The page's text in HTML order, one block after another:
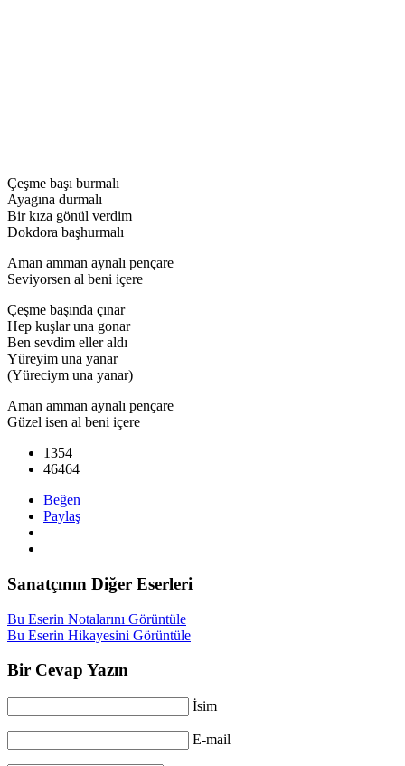
Çeşme başı burmalı
Ayagına durmalı
Bir kıza gönül verdim
Dokdora başhurmalı
Aman amman aynalı pençare
Seviyorsen al beni içere
Çeşme başında çınar
Hep kuşlar una gonar
Ben sevdim eller aldı
Yüreyim una yanar
(Yüreciym una yanar)
Aman amman aynalı pençare
Güzel isen al beni içere
1354
46464
Beğen
Paylaş
Sanatçının Diğer Eserleri
Bu Eserin Notalarını Görüntüle
Bu Eserin Hikayesini Görüntüle
Bir Cevap Yazın
İsim
E-mail